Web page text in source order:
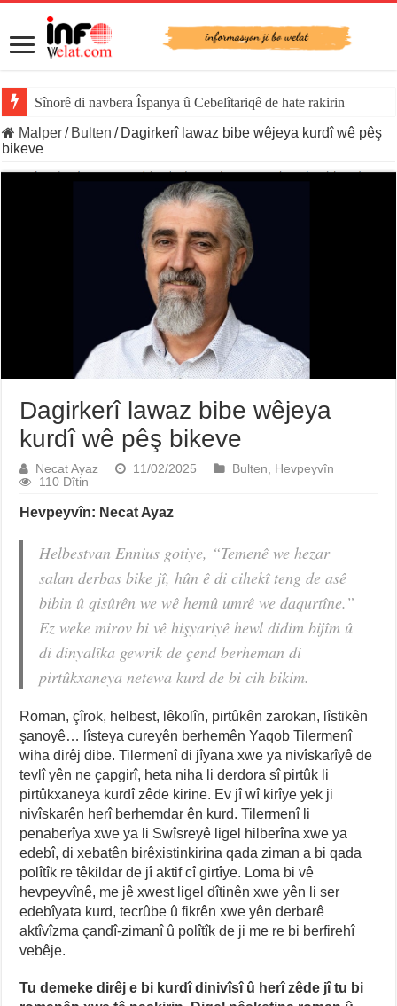
Sînorê di navbera Îspanya û Cebelîtariqê de hate rakirin
Malper/ Bulten / Dagirkerî lawaz bibe wêjeya kurdî wê pêş
bikeve
Dagirkerî lawaz bibe wêjeya
kurdî wê pêş bikeve
Necat Ayaz 11/02/2025 Bulten
Hevpeyvîn
110 Dîtin
Hevpeyvîn: Necat Ayaz
Helbestvan Ennius gotiye, “Temenê we hezar
salan derbas bike jî, hûn ê di cihekî teng de asê
bibin û qisûrên we wê hemû umrê we daqurtîne.”
Ez weke mirov bi vê hişyariyê hewl didim bijîm û
di dinyalîka gewrik de çend berheman di
pirtûkxaneya netewa kurd de bi cih bikim.
Roman, çîrok, helbest, lêkolîn, pirtûkên zarokan, lîstikên
şanoyê… lîsteya cureyên berhemên Yaqob Tilermenî
wiha dirêj dibe. Tilermenî di jîyana xwe ya nivîskarîyê de
tevlî yên ne çapgirî, heta niha li derdora sî pirtûk li
pirtûkxaneya kurdî zêde kirine. Ev jî wî kirîye yek ji
nivîskarên herî berhemdar ên kurd. Tilermenî li
penaberîya xwe ya li Swîsreyê ligel hilberîna xwe ya
edebî, di xebatên birêxistinkirina qada ziman a bi qada
polîtîk re têkildar de jî aktif cî girtîye. Loma bi vê
hevpeyvînê, me jê xwest ligel dîtinên xwe yên li ser
edebîyata kurd, tecrûbe û fikrên xwe yên derbarê
aktîvîzma çandî-zimanî û polîtîk de ji me re bi berfirehî
vebêje.
Tu demeke dirêj e bi kurdî dinivîsî û herî zêde jî tu bi